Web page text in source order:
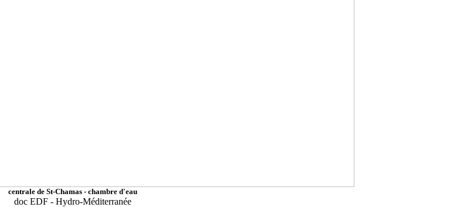
centrale de St-Chamas - chambre d'eau
doc EDF - Hydro-Méditerranée